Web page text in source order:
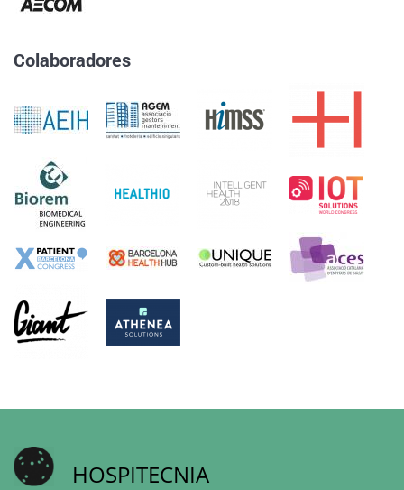
Colaboradores
HOSPITECNIA